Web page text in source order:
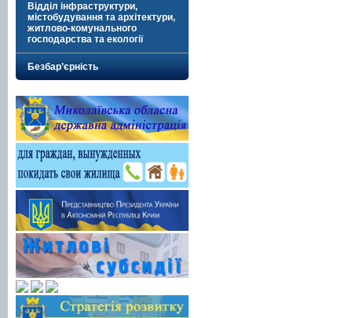
Відділ інфраструктури,
містобудування та архітектури,
житлово-комунального
господарства та екології
Безбар’єрність